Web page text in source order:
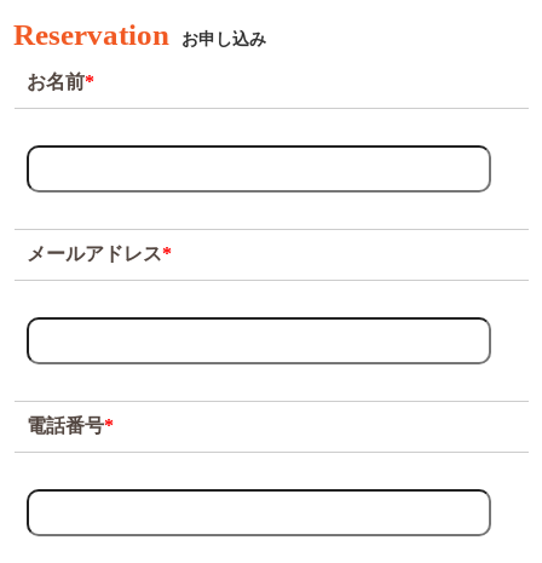
Reservation お申し込み
お名前*
メールアドレス*
電話番号*